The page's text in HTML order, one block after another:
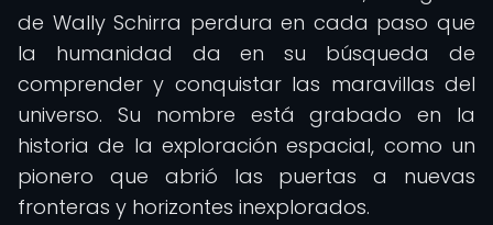
de Wally Schirra perdura en cada paso que
la humanidad da en su búsqueda de
comprender y conquistar las maravillas del
universo. Su nombre está grabado en la
historia de la exploración espacial, como un
pionero que abrió las puertas a nuevas
fronteras y horizontes inexplorados.